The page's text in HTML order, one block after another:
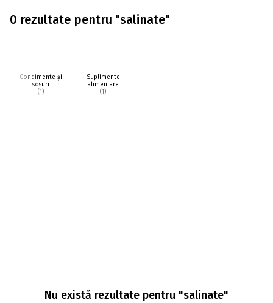
0 rezultate pentru "salinate"
Condimente și
sosuri
(1)
Suplimente
alimentare
(1)
Nu există rezultate pentru "salinate"